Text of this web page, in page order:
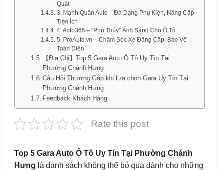
Quát
3. Mạnh Quân Auto – Đa Dạng Phụ Kiện, Nâng Cấp
Tiện Ích
4. Auto365 – “Phù Thủy” Ánh Sáng Cho Ô Tô
5. ProAuto.vn – Chăm Sóc Xe Đẳng Cấp, Bảo Vệ
Toàn Diện
【Địa Chỉ】Top 5 Gara Auto Ô Tô Uy Tín Tại
Phường Chánh Hưng
Câu Hỏi Thường Gặp khi lựa chọn Gara Uy Tín Tại
Phường Chánh Hưng
Feedback Khách Hàng
Rate this post
Top 5 Gara Auto Ô Tô Uy Tín Tại Phường Chánh
Hưng là danh sách không thể bỏ qua dành cho những